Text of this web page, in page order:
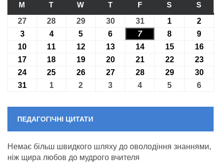
M ПОНЕДІЛОК
T ВІВТОРОК
W СЕРЕДА
TЧЕТВЕР
FП’ЯТНИЦЯ
S СУБОТА
S
27 27.07.2026
28 28.07.2026
2929.07.2026
3030.07.2026
3131.07.2026
1 01.08.2026
2
303.08.2026
404.08.2026
5 05.08.2026
6 06.08.2026
707.08.2026
8 08.08.2026
9
10 10.08.2026
11 11.08.2026
1212.08.2026
1313.08.2026
1414.08.2026
1515.08.2026
16
17 17.08.2026
18 18.08.2026
1919.08.2026
2020.08.2026
2121.08.2026
2222.08.2026
23
24 24.08.2026
25 25.08.2026
2626.08.2026
2727.08.2026
2828.08.2026
2929.08.2026
30
31 31.08.2026
101.09.2026
2 02.09.2026
3 03.09.2026
4 04.09.2026
5 05.09.2026
6
ПЕДАГОГІЧНІ ЦИТАТИ
Немає більш швидкого шляху до оволодіння знаннями,
ніж щира любов до мудрого вчителя